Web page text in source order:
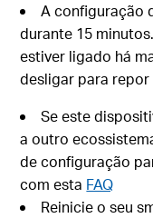
A configuração
durante 15
estiver ligado há
desligar para
Se este
a outro
de configuração
com esta FAQ
Reinicie o seu